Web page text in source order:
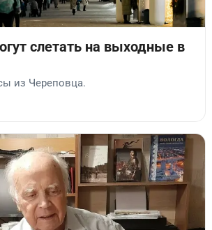
слетать на выходные в
из Череповца.